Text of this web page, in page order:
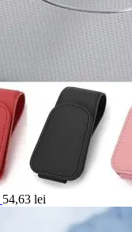
54,63 lei